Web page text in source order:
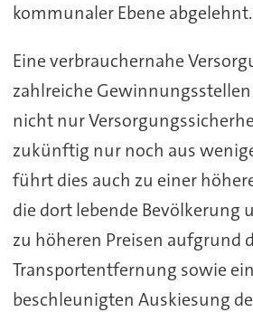
kommunaler Ebene abgelehnt.
Eine verbrauchernahe
zahlreiche
nicht nur
zukünftig nur noch aus
führt dies auch zu einer
die dort lebende Bevölkerung
zu höheren Preisen aufgrund
Transportentfernung sowie
beschleunigten Auskiesung